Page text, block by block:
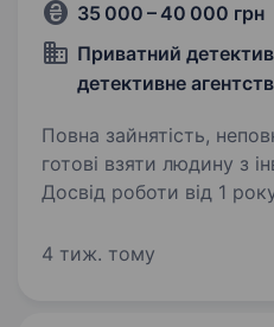
35 000 – 40 000 грн
Приватний
детективне
Повна зайнятість,
готові взяти людину з
Досвід роботи від 1 року.
Франківськ Сучасна детективна служба,
4 тиж. тому